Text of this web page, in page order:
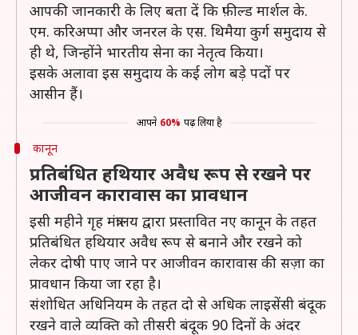
आपकी जानकारी के लिए बता दें कि फ़ील्ड मार्शल के.
एम. करिअप्पा और जनरल के एस. थिमैया कुर्ग समुदाय से
ही थे, जिन्होंने भारतीय सेना का नेतृत्व किया।
इसके अलावा इस समुदाय के कई लोग बड़े पदों पर
आसीन हैं।
आपने 60% पढ़ लिया है
कानून
प्रतिबंधित हथियार अवैध रूप से रखने पर
आजीवन कारावास का प्रावधान
इसी महीने गृह मंत्रालय द्वारा प्रस्तावित नए कानून के तहत
प्रतिबंधित हथियार अवैध रूप से बनाने और रखने को
लेकर दोषी पाए जाने पर आजीवन कारावास की सज़ा का
प्रावधान किया जा रहा है।
संशोधित अधिनियम के तहत दो से अधिक लाइसेंसी बंदूक
रखने वाले व्यक्ति को तीसरी बंदूक 90 दिनों के अंदर